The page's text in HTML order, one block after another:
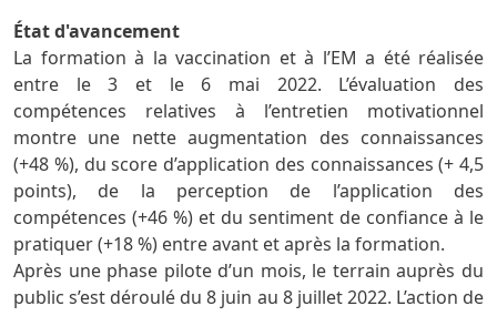
État d'avancement
La formation à la vaccination et à l’EM a été réalisée
entre le 3 et le 6 mai 2022. L’évaluation des
compétences relatives à l’entretien motivationnel
montre une nette augmentation des connaissances
(+48 %), du score d’application des connaissances (+ 4,5
points), de la perception de l’application des
compétences (+46 %) et du sentiment de confiance à le
pratiquer (+18 %) entre avant et après la formation.
Après une phase pilote d’un mois, le terrain auprès du
public s’est déroulé du 8 juin au 8 juillet 2022. L’action de